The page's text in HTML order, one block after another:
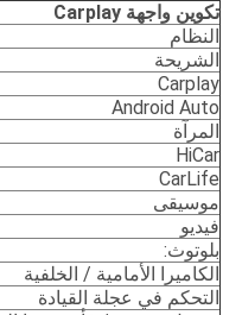
تكوين واجهة Carplay
النظام
الشريحة
Carplay
Android Auto
المرآة
HiCar
CarLife
موسيقى
فيديو
بلوتوث:
الكاميرا الأمامية / الخلفية
التحكم في عجلة القيادة